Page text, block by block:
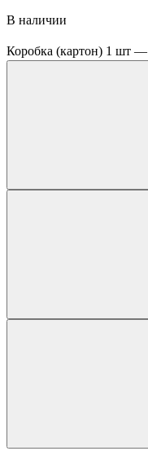
В наличии
Коробка (картон) 1 шт —